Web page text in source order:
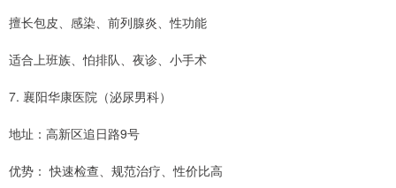
擅长包皮、感染、前列腺炎、性功能
适合上班族、怕排队、夜诊、小手术
7. 襄阳华康医院（泌尿男科）
地址：高新区追日路9号
优势： 快速检查、规范治疗、性价比高